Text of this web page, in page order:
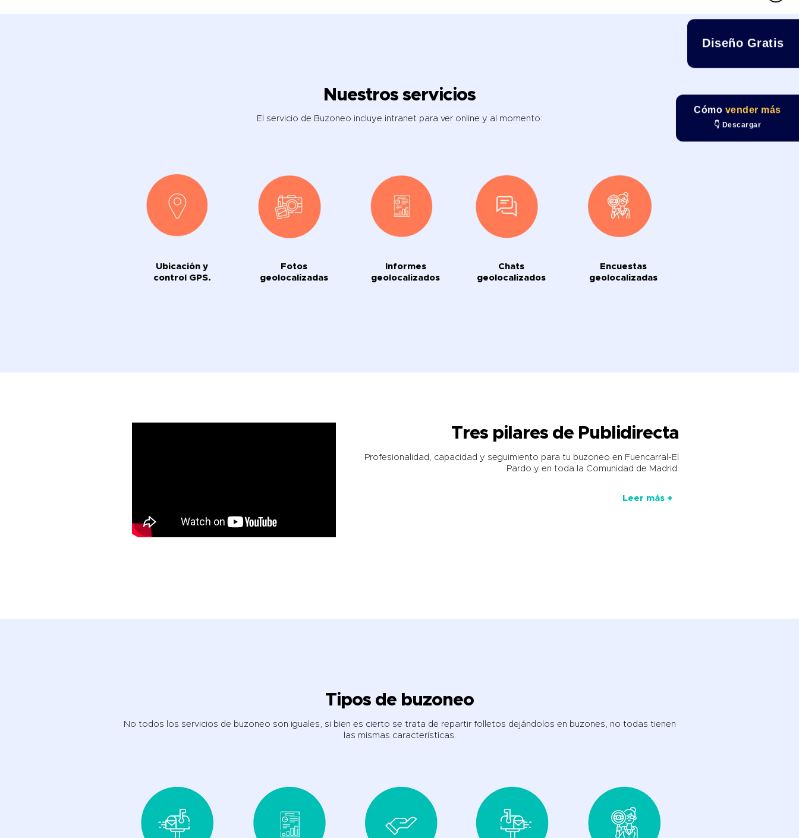
Diseño Gratis
Cómo vender más
👇 Descargar
Nuestros servicios
El servicio de Buzoneo incluye intranet para ver online y al momento:
Ubicación y
control GPS.
Fotos
geolocalizadas
Informes
geolocalizados
Chats
geolocalizados
Encuestas
geolocalizadas
Tres pilares de Publidirecta
Profesionalidad, capacidad y seguimiento para tu buzoneo en Fuencarral-El
Pardo y en toda la Comunidad de Madrid.
Leer más +
Tipos de buzoneo
No todos los servicios de buzoneo son iguales, si bien es cierto se trata de repartir folletos dejándolos en buzones, no todas tienen
las mismas características.